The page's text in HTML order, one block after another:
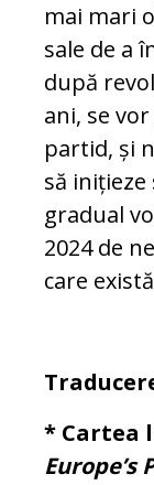
mai mari
sale de a
după
ani, se
partid, și
să
gradual
2024 de
care
* Cartea
Europe’s